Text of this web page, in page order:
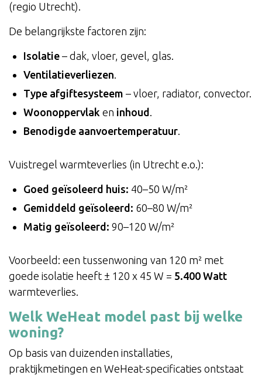
(regio Utrecht).
De belangrijkste factoren zijn:
Isolatie – dak, vloer, gevel, glas.
Ventilatieverliezen.
Type afgiftesysteem – vloer, radiator, convector.
Woonoppervlak en inhoud .
Benodigde aanvoertemperatuur.
Vuistregel warmteverlies (in Utrecht e.o.):
Goed geïsoleerd huis: 40–50 W/m²
Gemiddeld geïsoleerd: 60–80 W/m²
Matig geïsoleerd: 90–120 W/m²
Voorbeeld: een tussenwoning van 120 m² met
goede isolatie heeft ± 120 x 45 W = 5.400 Watt
warmteverlies.
Welk WeHeat model past bij welke
woning?
Op basis van duizenden installaties,
praktijkmetingen en WeHeat-specificaties ontstaat